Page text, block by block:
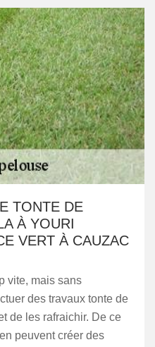
TONTE DE
À YOURI
VERT À CAUZAC
vite, mais sans
des travaux tonte de
de les rafraichir. De ce
peuvent créer des